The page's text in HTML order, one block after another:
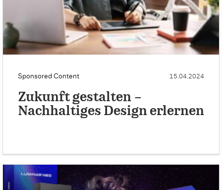
Sponsored Content 15.04.2024
Zukunft gestalten –
Nachhaltiges Design erlernen